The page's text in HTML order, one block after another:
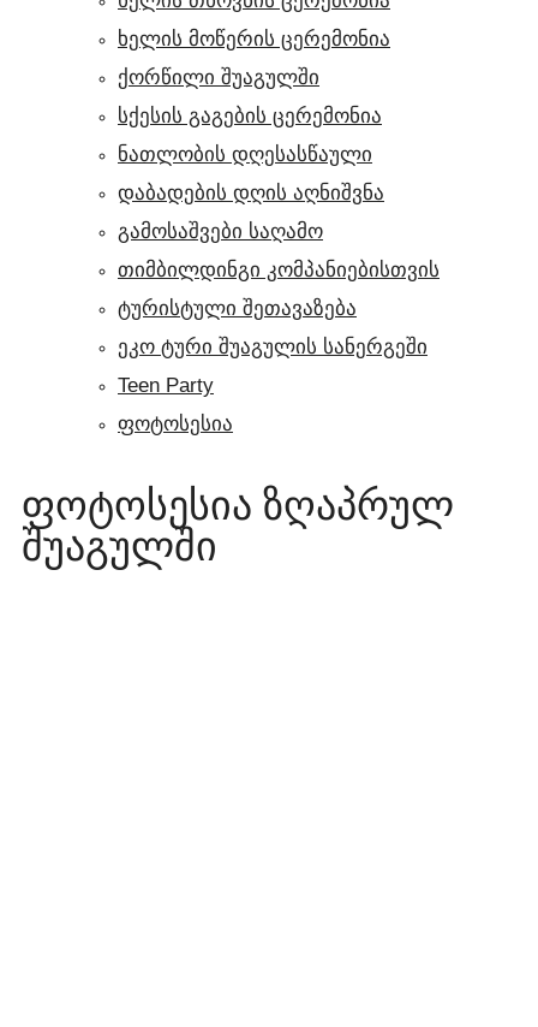
ხელის მოწერის ცერემონია
ქორწილი შუაგულში
სქესის გაგების ცერემონია
ნათლობის დღესასწაული
დაბადების დღის აღნიშვნა
გამოსაშვები საღამო
თიმბილდინგი კომპანიებისთვის
ტურისტული შეთავაზება
ეკო ტური შუაგულის სანერგეში
Teen Party
ფოტოსესია
ფოტოსესია ზღაპრულ
შუაგულში